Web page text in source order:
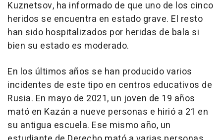
Kuznetsov, ha informado de que uno de los cinco
heridos se encuentra en estado grave. El resto
han sido hospitalizados por heridas de bala si
bien su estado es moderado.
En los últimos años se han producido varios
incidentes de este tipo en centros educativos de
Rusia. En mayo de 2021, un joven de 19 años
mató en Kazán a nueve personas e hirió a 21 en
su antigua escuela. Ese mismo año, un